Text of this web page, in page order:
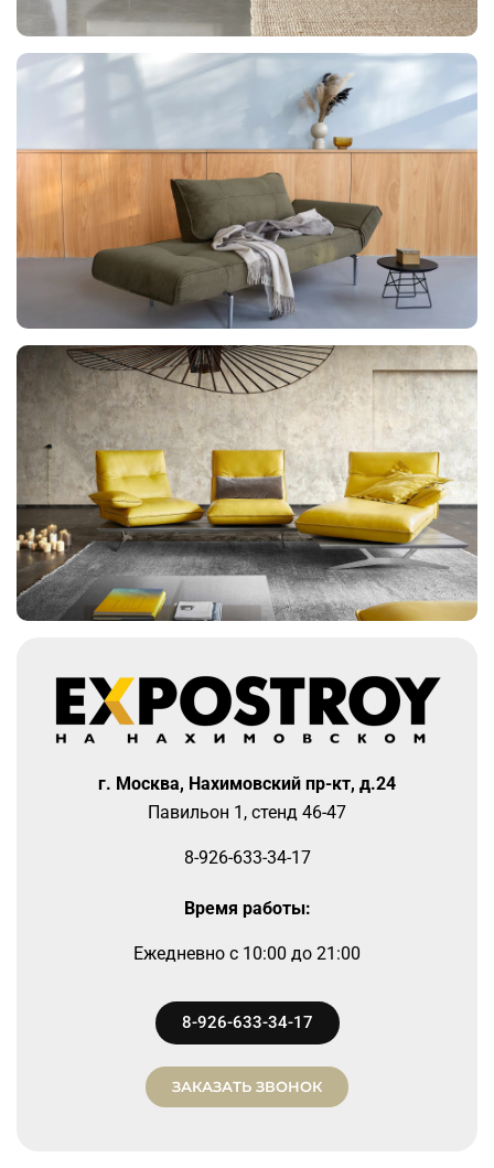
г. Москва, Нахимовский пр-кт, д.24
Павильон 1, стенд 46-47
8-926-633-34-17
Время работы:
Ежедневно c 10:00 до 21:00
8-926-633-34-17
ЗАКАЗАТЬ ЗВОНОК